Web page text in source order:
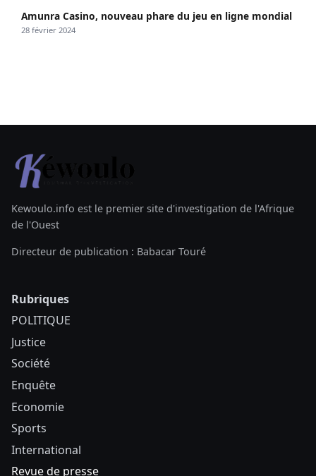
Amunra Casino, nouveau phare du jeu en ligne mondial
28 février 2024
Kewoulo.info est le premier site d'investigation de l'Afrique
de l'Ouest
Directeur de publication : Babacar Touré
Rubriques
POLITIQUE
Justice
Société
Enquête
Economie
Sports
International
Revue de presse